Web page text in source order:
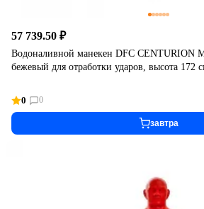
57 739.50 ₽
Водоналивной манекен DFC CENTURION
бежевый для отработки ударов, высота 172
0 0
завтра